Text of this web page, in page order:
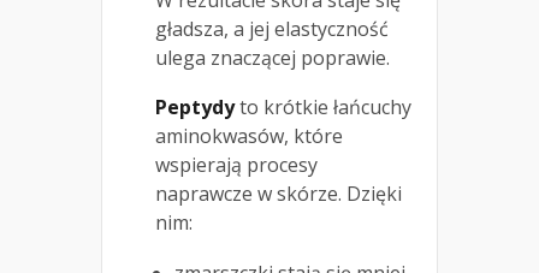
gładsza, a jej elastyczność
ulega znaczącej poprawie.
Peptydyto krótkie łańcuchy
aminokwasów, które
wspierają procesy
naprawcze w skórze. Dzięki
nim: